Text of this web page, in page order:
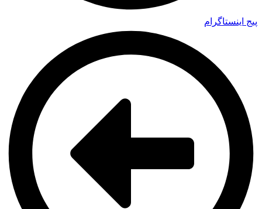
پیج اینستاگرام